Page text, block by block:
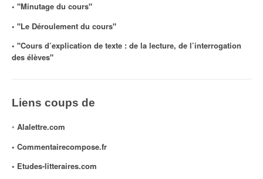
◦ "Minutage du cours"
◦ "Le Déroulement du cours"
◦ "Cours d’explication de texte : de la lecture, de l’interrogation
des élèves"
Liens coups de
◦ Alalettre.com
◦ Commentairecompose.fr
◦ Etudes-litteraires.com